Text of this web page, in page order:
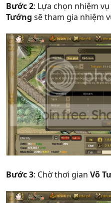
Bước 2: Lựa chọn nhiệm vụ
Tướng sẽ tham gia nhiệm
Bước 3: Chờ thơi gian Võ